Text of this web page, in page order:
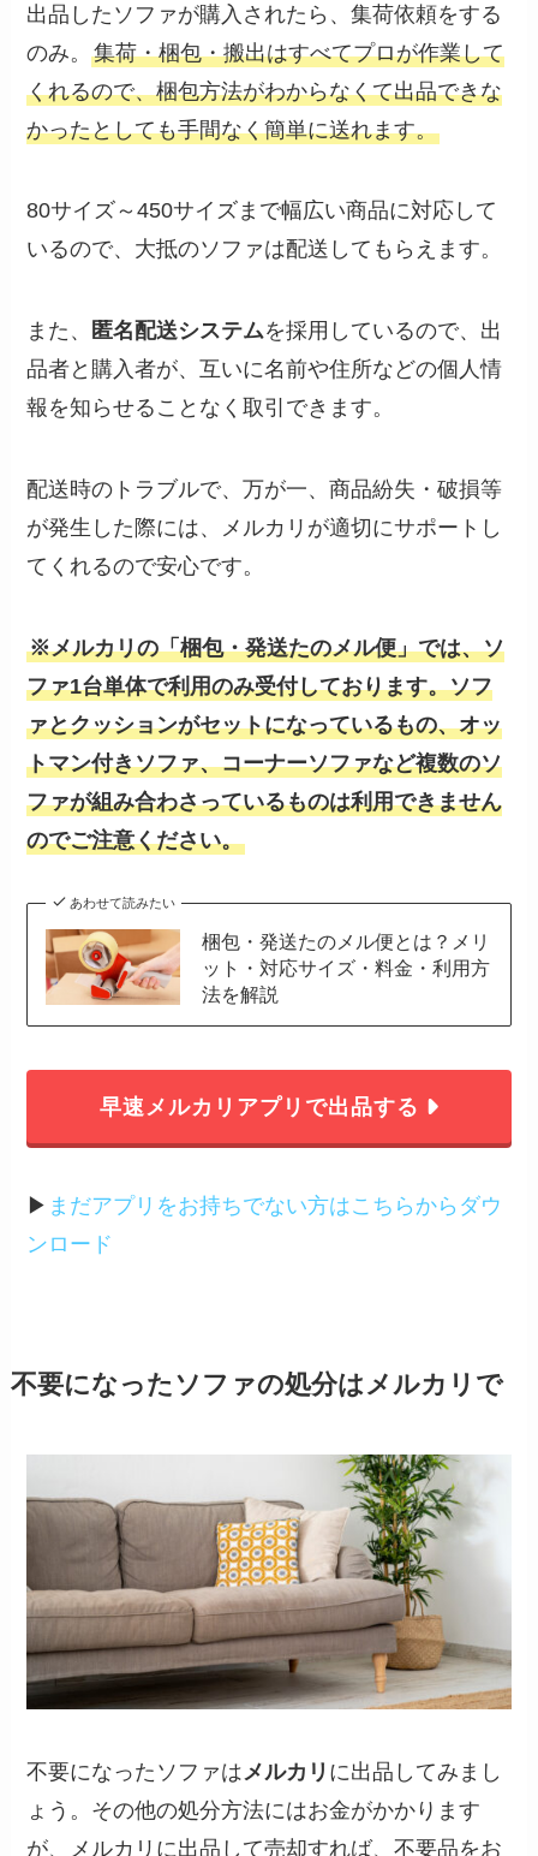
出品したソファが購入されたら、集荷依頼をする
のみ。集荷・梱包・搬出はすべてプロが作業して
くれるので、梱包方法がわからなくて出品できな
かったとしても手間なく簡単に送れます。
80サイズ～450サイズまで幅広い商品に対応して
いるので、大抵のソファは配送してもらえます。
また、 匿名配送システムを採用しているので、出
品者と購入者が、互いに名前や住所などの個人情
報を知らせることなく取引できます。
配送時のトラブルで、万が一、商品紛失・破損等
が発生した際には、メルカリが適切にサポートし
てくれるので安心です。
※メルカリの「梱包・発送たのメル便」では、ソ
ファ1台単体で利用のみ受付しております。ソフ
ァとクッションがセットになっているもの、オッ
トマン付きソファ、コーナーソファなど複数のソ
ファが組み合わさっているものは利用できません
のでご注意ください。
あわせて読みたい
梱包・発送たのメル便とは？メリ
ット・対応サイズ・料金・利用方
法を解説
早速メルカリアプリで出品する
▶︎ まだアプリをお持ちでない方はこちらからダウ
ンロード
不要になったソファの処分はメルカリで
不要になったソファはメルカリ に出品してみまし
ょう。その他の処分方法にはお金がかかります
が、メルカリに出品して売却すれば、不要品をお